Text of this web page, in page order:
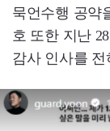
묵언수행 공약
호 또한 지난
감사 인사를